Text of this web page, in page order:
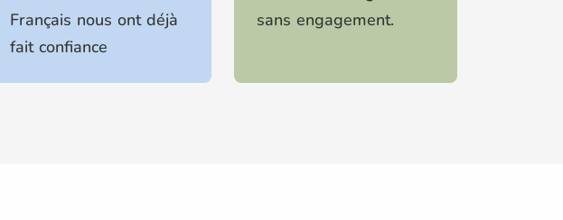
Français nous ont déjà
fait confiance
sans engagement.